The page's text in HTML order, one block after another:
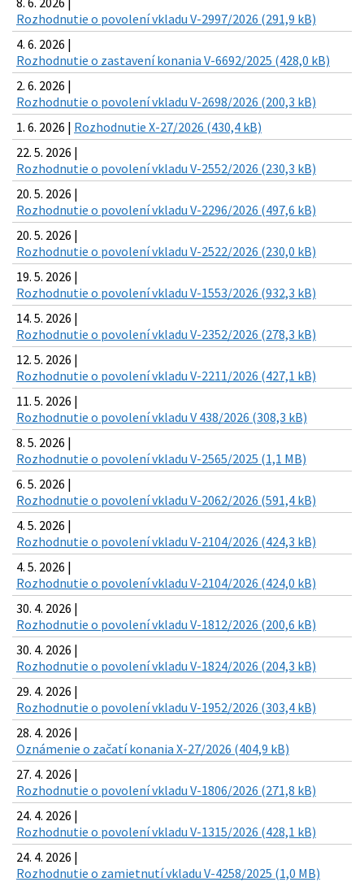
Rozhodnutie o povolení vkladu V-2997/2026 (291,9 kB)
4. 6. 2026 |
Rozhodnutie o zastavení konania V-6692/2025 (428,0 kB)
2. 6. 2026 |
Rozhodnutie o povolení vkladu V-2698/2026 (200,3 kB)
1. 6. 2026 | Rozhodnutie X-27/2026 (430,4 kB)
22. 5. 2026 |
Rozhodnutie o povolení vkladu V-2552/2026 (230,3 kB)
20. 5. 2026 |
Rozhodnutie o povolení vkladu V-2296/2026 (497,6 kB)
20. 5. 2026 |
Rozhodnutie o povolení vkladu V-2522/2026 (230,0 kB)
19. 5. 2026 |
Rozhodnutie o povolení vkladu V-1553/2026 (932,3 kB)
14. 5. 2026 |
Rozhodnutie o povolení vkladu V-2352/2026 (278,3 kB)
12. 5. 2026 |
Rozhodnutie o povolení vkladu V-2211/2026 (427,1 kB)
11. 5. 2026 |
Rozhodnutie o povolení vkladu V 438/2026 (308,3 kB)
8. 5. 2026 |
Rozhodnutie o povolení vkladu V-2565/2025 (1,1 MB)
6. 5. 2026 |
Rozhodnutie o povolení vkladu V-2062/2026 (591,4 kB)
4. 5. 2026 |
Rozhodnutie o povolení vkladu V-2104/2026 (424,3 kB)
4. 5. 2026 |
Rozhodnutie o povolení vkladu V-2104/2026 (424,0 kB)
30. 4. 2026 |
Rozhodnutie o povolení vkladu V-1812/2026 (200,6 kB)
30. 4. 2026 |
Rozhodnutie o povolení vkladu V-1824/2026 (204,3 kB)
29. 4. 2026 |
Rozhodnutie o povolení vkladu V-1952/2026 (303,4 kB)
28. 4. 2026 |
Oznámenie o začatí konania X-27/2026 (404,9 kB)
27. 4. 2026 |
Rozhodnutie o povolení vkladu V-1806/2026 (271,8 kB)
24. 4. 2026 |
Rozhodnutie o povolení vkladu V-1315/2026 (428,1 kB)
24. 4. 2026 |
Rozhodnutie o zamietnutí vkladu V-4258/2025 (1,0 MB)